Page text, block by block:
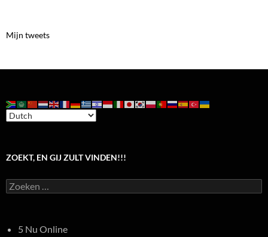
Mijn tweets
ZOEKT, EN GIJ ZULT VINDEN!!!
Zoeken
naar:
5 Nu Online